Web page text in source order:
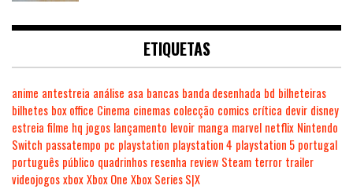
ETIQUETAS
anime antestreia análise asa bancas banda desenhada bd bilheteiras
bilhetes box office Cinema cinemas colecção comics crítica devir disney
estreia filme hq jogos lançamento levoir manga marvel netflix Nintendo
Switch passatempo pc playstation playstation 4 playstation 5 portugal
português público quadrinhos resenha review Steam terror trailer
videojogosxboxXbox One Xbox Series S|X